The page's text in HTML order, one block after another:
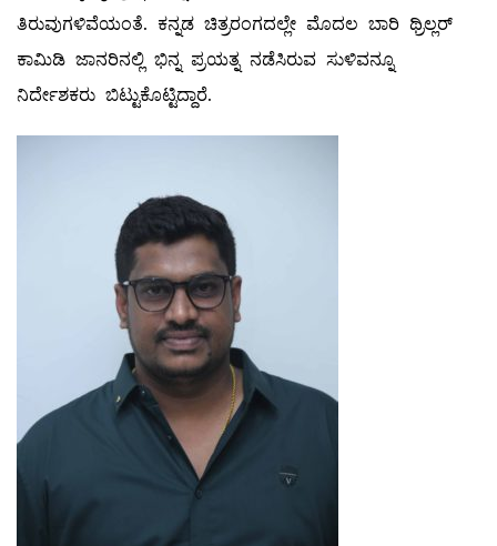
ತಿರುವುಗಳಿವೆಯಂತೆ. ಕನ್ನಡ ಚಿತ್ರರಂಗದಲ್ಲೇ ಮೊದಲ ಬಾರಿ ಥ್ರಿಲ್ಲರ್
ಕಾಮಿಡಿ ಜಾನರಿನಲ್ಲಿ ಭಿನ್ನ ಪ್ರಯತ್ನ ನಡೆಸಿರುವ ಸುಳಿವನ್ನೂ
ನಿರ್ದೇಶಕರು ಬಿಟ್ಟುಕೊಟ್ಟಿದ್ದಾರೆ.